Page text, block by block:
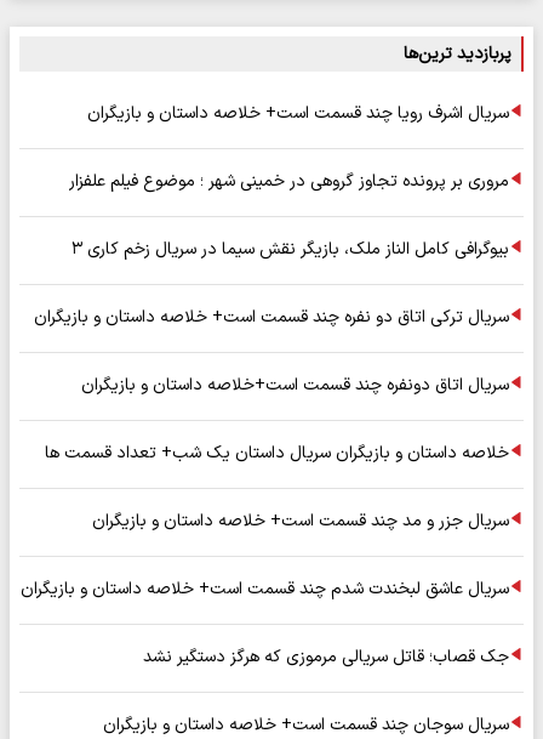
پربازدید ترین‌ها
سریال اشرف رویا چند قسمت است+ خلاصه داستان و بازیگران
مروری بر پرونده تجاوز گروهی در خمینی شهر ؛ موضوع فیلم علفزار
بیوگرافی کامل الناز ملک، بازیگر نقش سیما در سریال زخم کاری ۳
سریال ترکی اتاق دو نفره چند قسمت است+ خلاصه داستان و بازیگران
سریال اتاق دونفره چند قسمت است+خلاصه داستان و بازیگران
خلاصه داستان و بازیگران سریال داستان یک شب+ تعداد قسمت ها
سریال جزر و مد چند قسمت است+ خلاصه داستان و بازیگران
سریال عاشق لبخندت شدم چند قسمت است+ خلاصه داستان و بازیگران
جک قصاب؛ قاتل سریالی مرموزی که هرگز دستگیر نشد
سریال سوجان چند قسمت است+ خلاصه داستان و بازیگران